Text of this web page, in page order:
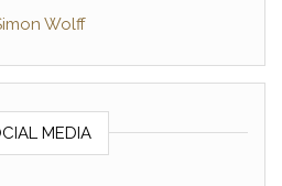
Wolff
MEDIA